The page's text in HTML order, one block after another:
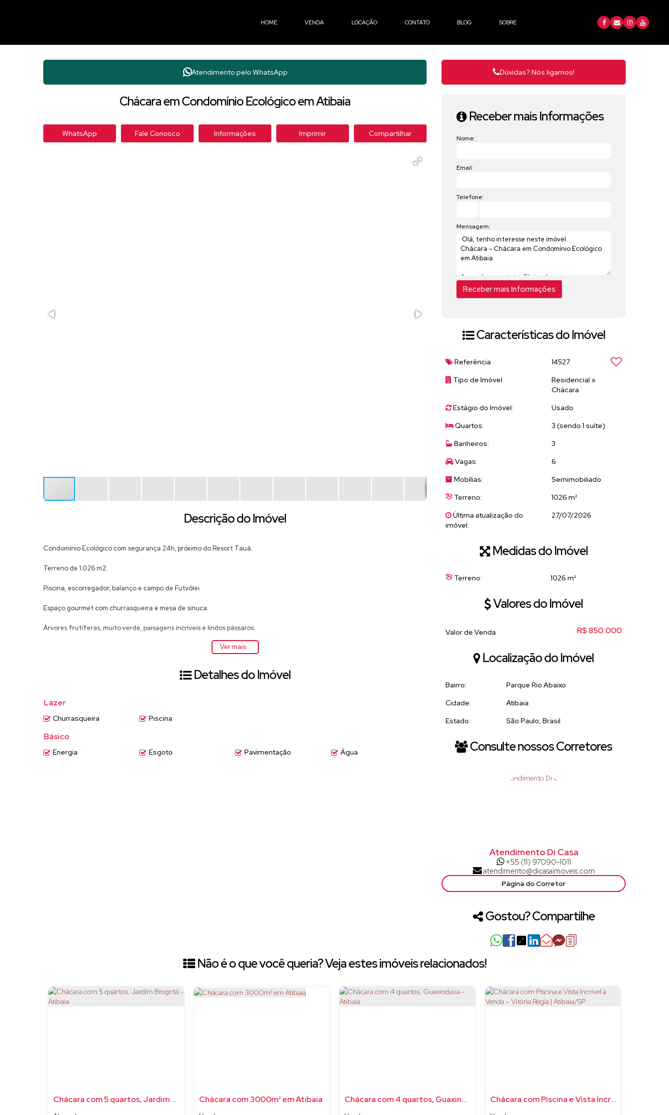
CONTATO BLOG SOBRE
LOCAÇÃO
VENDA
HOME
Atendimento pelo WhatsApp
Chácara em Condomínio Ecológico em Atibaia
WhatsApp Fale Conosco Informações Imprimir Compartilhar
Descrição do Imóvel
Condomínio Ecológico com segurança 24h, próximo do Resort Tauá.
Terreno de 1.026 m2.
Piscina, escorregador, balanço e campo de Futvôlei.
Espaço gourmet com churrasqueira e mesa de sinuca.
Árvores frutíferas, muito verde, paisagens incríveis e lindos pássaros.
Destaca-se pela vista panorâmica e o deslumbrante pôr-do-sol.
Ver mais...
Detalhes do Imóvel
Lazer
Churrasqueira Piscina
Básico
Energia Esgoto Pavimentação Água
Dúvidas? Nós ligamos!
Receber mais Informações
Nome:
Email:
Telefone:
Mensagem:
Características do Imóvel
Referência:
14527
Tipo de Imóvel:
Residencial »
Chácara
Estágio do Imóvel:
Usado
Quartos:
3 (sendo 1 suíte)
Banheiros:
3
Vagas:
6
Mobílias:
Semimobiliado
Terreno:
1026 m²
Última atualização do
imóvel:
27/07/2026
Medidas do Imóvel
Terreno: 1026 m²
Valores do Imóvel
R$850.000
Valor de Venda
Localização do Imóvel
Bairro:
Parque Rio Abaixo
Cidade:
Atibaia
Estado:
São Paulo, Brasil
Consulte nossos Corretores
Atendimento Di Casa
+55 (11) 97090-1011
atendimento@dicasaimoveis.com
Página do Corretor
Gostou? Compartilhe
Não é o que você queria? Veja estes imóveis relacionados!
Chácara com 5 quartos, Jardim Brogotá - Atibaia Chácara com 3000m² em Atibaia Chácara com 4 quartos, Guaxinduva - Atibaia Chácara com Piscina e Vista Incrível à Venda – Vitória Régia | Atibaia/SP